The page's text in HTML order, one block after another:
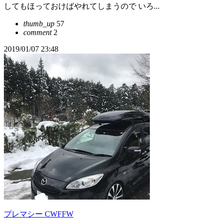
してもほっておけばやれてしまうので いろ...
thumb_up 57
comment2
2019/01/07 23:48
プレマシー CWFFW